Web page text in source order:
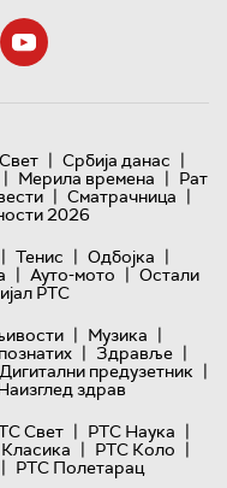
Свет | Србија данас |
| Мерила времена | Рат
| Сматрачница |
2026
| Тенис | Одбојка |
| Ауто-мото | Остали
РТС
| Музика |
| Здравље |
Дигитални предузетник |
здрав
Свет | РТС Наука |
| РТС Коло |
| РТС Полетарац